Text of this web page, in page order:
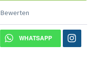
Bewerten
WHATSAPP